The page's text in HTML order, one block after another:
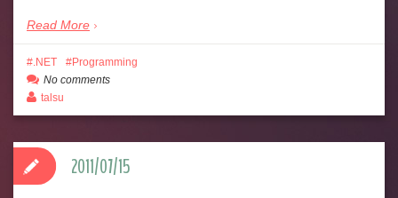
Read More
.NET
Programming
No comments
talsu
2011/07/15